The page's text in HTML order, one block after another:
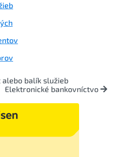
balík služieb
Elektronické bankovníctvo